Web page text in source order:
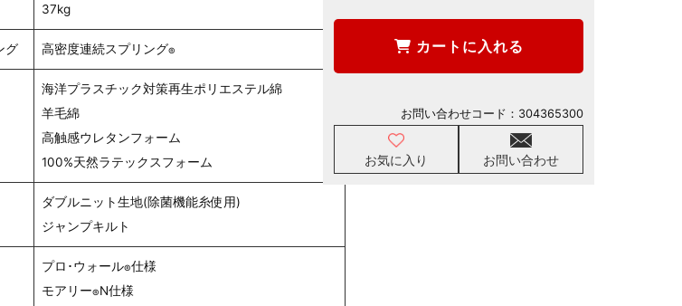
37kg
グ 高密度連続スプリング®
海洋プラスチック対策再生ポリエステル綿
羊毛綿
高触感ウレタンフォーム
100%天然ラテックスフォーム
ダブルニット生地(除菌機能糸使用)
ジャンプキルト
プロ･ウォール®仕様
モアリー®N仕様
カートに入れる
お気に入り お問い合わせ
お問い合わせコード： 304365300